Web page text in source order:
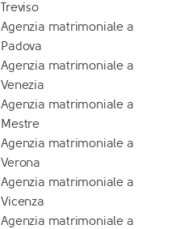
Treviso
Agenzia matrimoniale a
Padova
Agenzia matrimoniale a
Venezia
Agenzia matrimoniale a
Mestre
Agenzia matrimoniale a
Verona
Agenzia matrimoniale a
Vicenza
Agenzia matrimoniale a